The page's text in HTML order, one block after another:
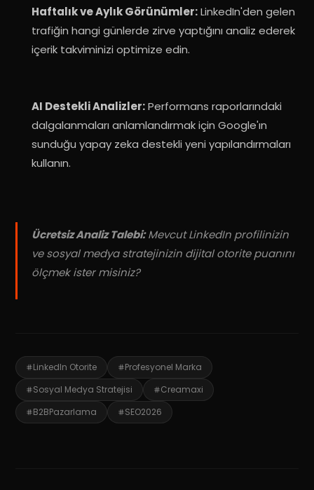
Haftalık ve Aylık Görünümler:LinkedIn'den gelen
trafiğin hangi günlerde zirve yaptığını analiz ederek
içerik takviminizi optimize edin.
AI Destekli Analizler:Performans raporlarındaki
dalgalanmaları anlamlandırmak için Google'ın
sunduğu yapay zeka destekli yeni yapılandırmaları
kullanın.
Ücretsiz Analiz Talebi:Mevcut LinkedIn profilinizin
ve sosyal medya stratejinizin dijital otorite puanını
ölçmek ister misiniz?
LinkedIn Otorite
Profesyonel Marka
Sosyal Medya Stratejisi
Creamaxi
B2BPazarlama
SEO2026